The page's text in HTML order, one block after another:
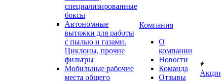
специализированные
боксы
Автономные
вытяжки для работы
с пылью и газами.
Циклоны, прочие
фильтры
Мобильные рабочие
места общего
Компания
О
компании
Новости
Команда
Отзывы